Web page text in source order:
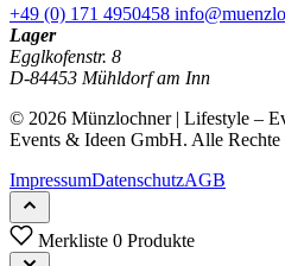
+49 (0) 171 4950458
Lager
Egglkofenstr. 8
D-84453 Mühldorf am Inn
© 2026 Münzlochner | Lifestyle –
Events & Ideen GmbH. Alle Rechte
ImpressumDatenschutzAGB
Merkliste 0 Produkte